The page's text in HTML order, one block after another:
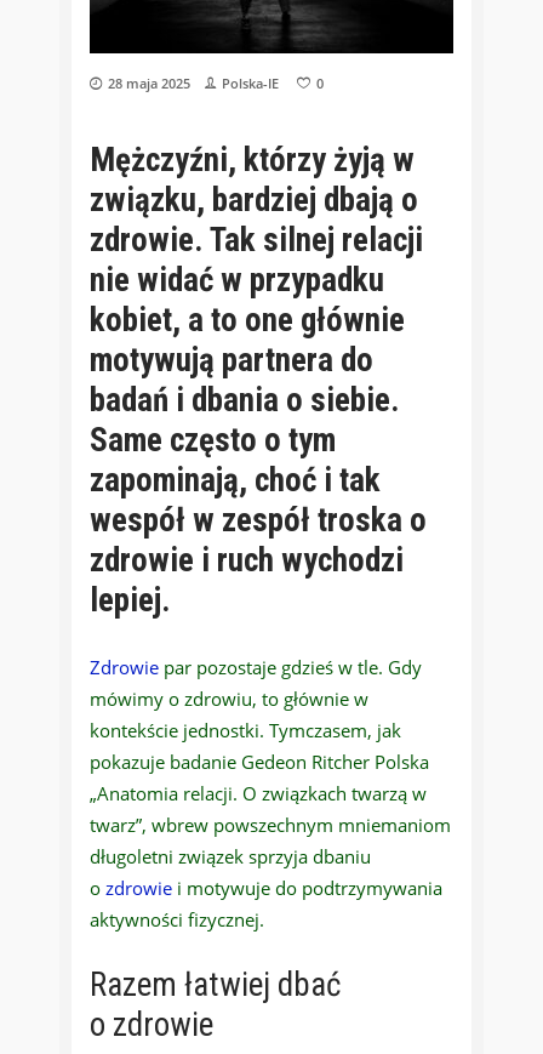
28 maja 2025 Polska-IE 0
Mężczyźni, którzy żyją w
związku, bardziej dbają o
zdrowie. Tak silnej relacji
nie widać w przypadku
kobiet, a to one głównie
motywują partnera do
badań i dbania o siebie.
Same często o tym
zapominają, choć i tak
wespół w zespół troska o
zdrowie i ruch wychodzi
lepiej.
Zdrowie par pozostaje gdzieś w tle. Gdy
mówimy o zdrowiu, to głównie w
kontekście jednostki. Tymczasem, jak
pokazuje badanie Gedeon Ritcher Polska
„Anatomia relacji. O związkach twarzą w
twarz”, wbrew powszechnym mniemaniom
długoletni związek sprzyja dbaniu
o zdrowie i motywuje do podtrzymywania
aktywności fizycznej.
Razem łatwiej dbać
o zdrowie